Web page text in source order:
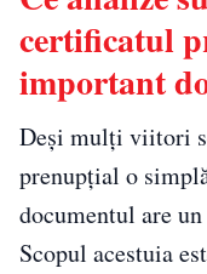
certificatul
important
Deși mulți viitori
prenupțial o
documentul are
Scopul acestuia